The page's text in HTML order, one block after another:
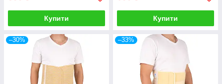
Купити Купити
–30% –33%